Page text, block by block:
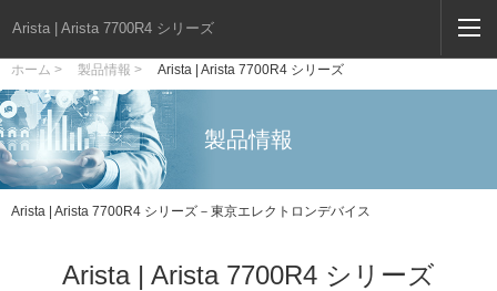
ホーム > 製品情報 > Arista | Arista 7700R4 シリーズ
製品情報
Arista | Arista 7700R4 シリーズ－東京エレクトロンデバイス
Arista | Arista 7700R4 シリーズ
Arista | Arista 7700R4 シリーズ